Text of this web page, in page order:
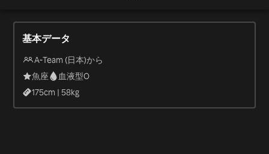
基本データ
A-Team (日本)から
魚座
血液型O
175cm |58kg